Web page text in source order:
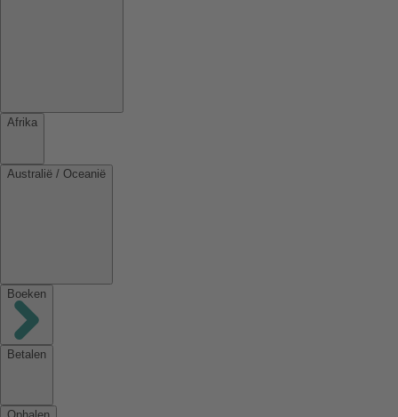
Afrika
Australië / Oceanië
Boeken
Betalen